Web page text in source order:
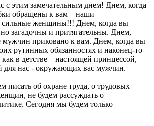
с этим замечательным днем! Днем, когда
обращены к вам – наши
сильные женщины!!! Днем, когда вы
загадочны и притягательны. Днем,
мужчин приковано к вам. Днем, когда вы
рутинных обязанностях и наконец-то
как в детстве – настоящей принцессой,
для нас - окружающих вас мужчин.
писать об охране труда, о трудовых
не будем рассуждать о
Сегодня мы будем только